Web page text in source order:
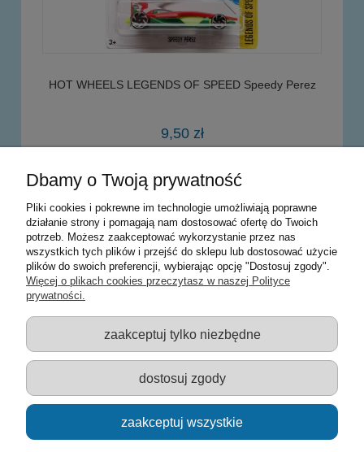
HOT WHEELS LEGENDS OF SPEED Speedy Perez
9,50 zł
powiadom o dostępności
Warunki zakupów
Moje konto
Informacje o sklepie
Sklep z zabawkami Łódź :: Hurownia zabawek :: Zabawki
edukacyjne :: Zestawy artystyczne :: Zabawki :: samochody Welly
:: Zabawkownia :: zabawki dla dzieci :: Lalki :: Klocki :: Artykuły
szkolne ::
Dbamy o Twoją prywatność
Pliki cookies i pokrewne im technologie umożliwiają poprawne
działanie strony i pomagają nam dostosować ofertę do Twoich
potrzeb. Możesz zaakceptować wykorzystanie przez nas
wszystkich tych plików i przejść do sklepu lub dostosować użycie
plików do swoich preferencji, wybierając opcję "Dostosuj zgody".
Więcej o plikach cookies przeczytasz w naszej Polityce
prywatności.
zaakceptuj tylko niezbędne
dostosuj zgody
zaakceptuj wszystkie